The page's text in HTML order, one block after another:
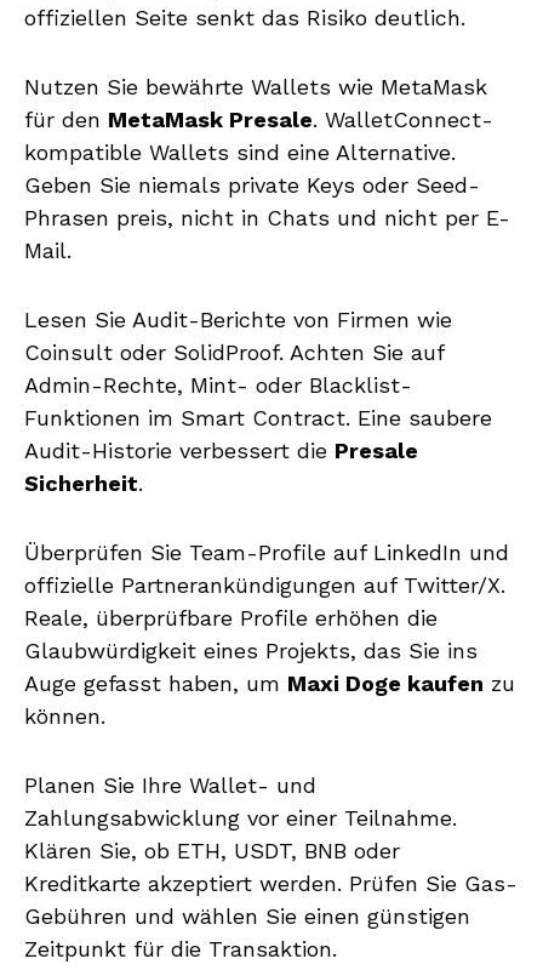
offiziellen Seite senkt das Risiko deutlich.
Nutzen Sie bewährte Wallets wie MetaMask
für den MetaMask Presale. WalletConnect-
kompatible Wallets sind eine Alternative.
Geben Sie niemals private Keys oder Seed-
Phrasen preis, nicht in Chats und nicht per E-
Mail.
Lesen Sie Audit-Berichte von Firmen wie
Coinsult oder SolidProof. Achten Sie auf
Admin-Rechte, Mint- oder Blacklist-
Funktionen im Smart Contract. Eine saubere
Audit-Historie verbessert die Presale
Sicherheit.
Überprüfen Sie Team-Profile auf LinkedIn und
offizielle Partnerankündigungen auf Twitter/X.
Reale, überprüfbare Profile erhöhen die
Glaubwürdigkeit eines Projekts, das Sie ins
Auge gefasst haben, um Maxi Doge kaufen zu
können.
Planen Sie Ihre Wallet- und
Zahlungsabwicklung vor einer Teilnahme.
Klären Sie, ob ETH, USDT, BNB oder
Kreditkarte akzeptiert werden. Prüfen Sie Gas-
Gebühren und wählen Sie einen günstigen
Zeitpunkt für die Transaktion.